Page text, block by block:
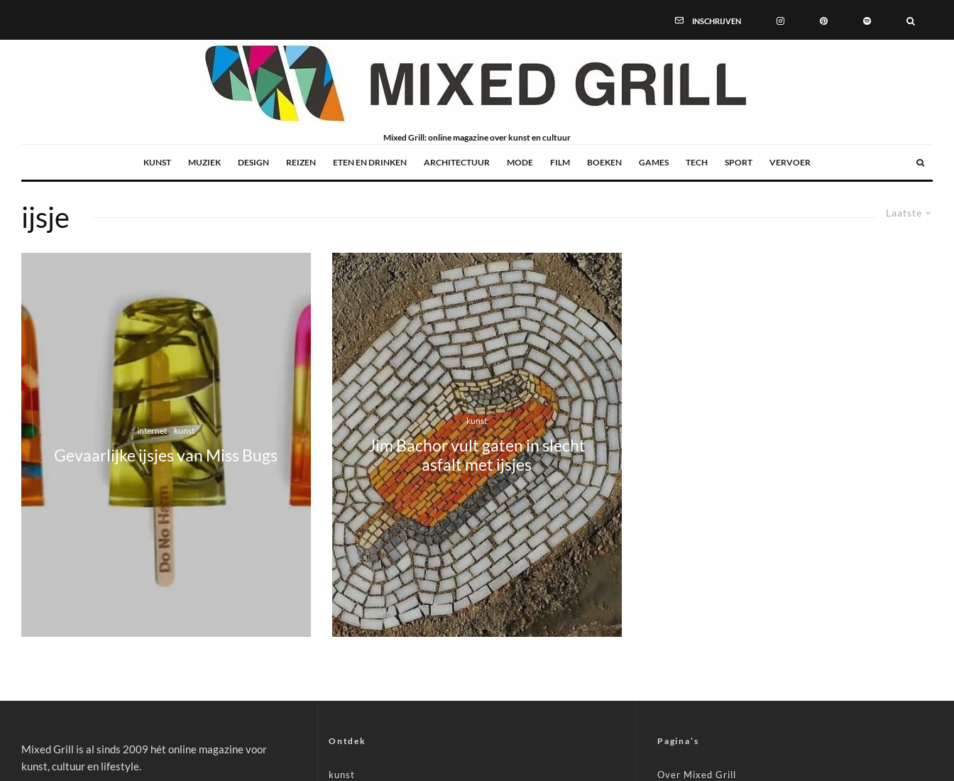
INSCHRIJVEN
Mixed Grill: online magazine over kunst en cultuur
KUNST MUZIEK DESIGN REIZEN ETEN EN DRINKEN ARCHITECTUUR MODE FILM BOEKEN GAMES TECH SPORT VERVOER
Laatste
ijsje
internet kunst
Gevaarlijke ijsjes van Miss Bugs
kunst
Jim Bachor vult gaten in slecht
asfalt met ijsjes
Mixed Grill is al sinds 2009 hét online magazine voor
kunst, cultuur en lifestyle.
Ontdek
kunst
Pagina’s
Over Mixed Grill